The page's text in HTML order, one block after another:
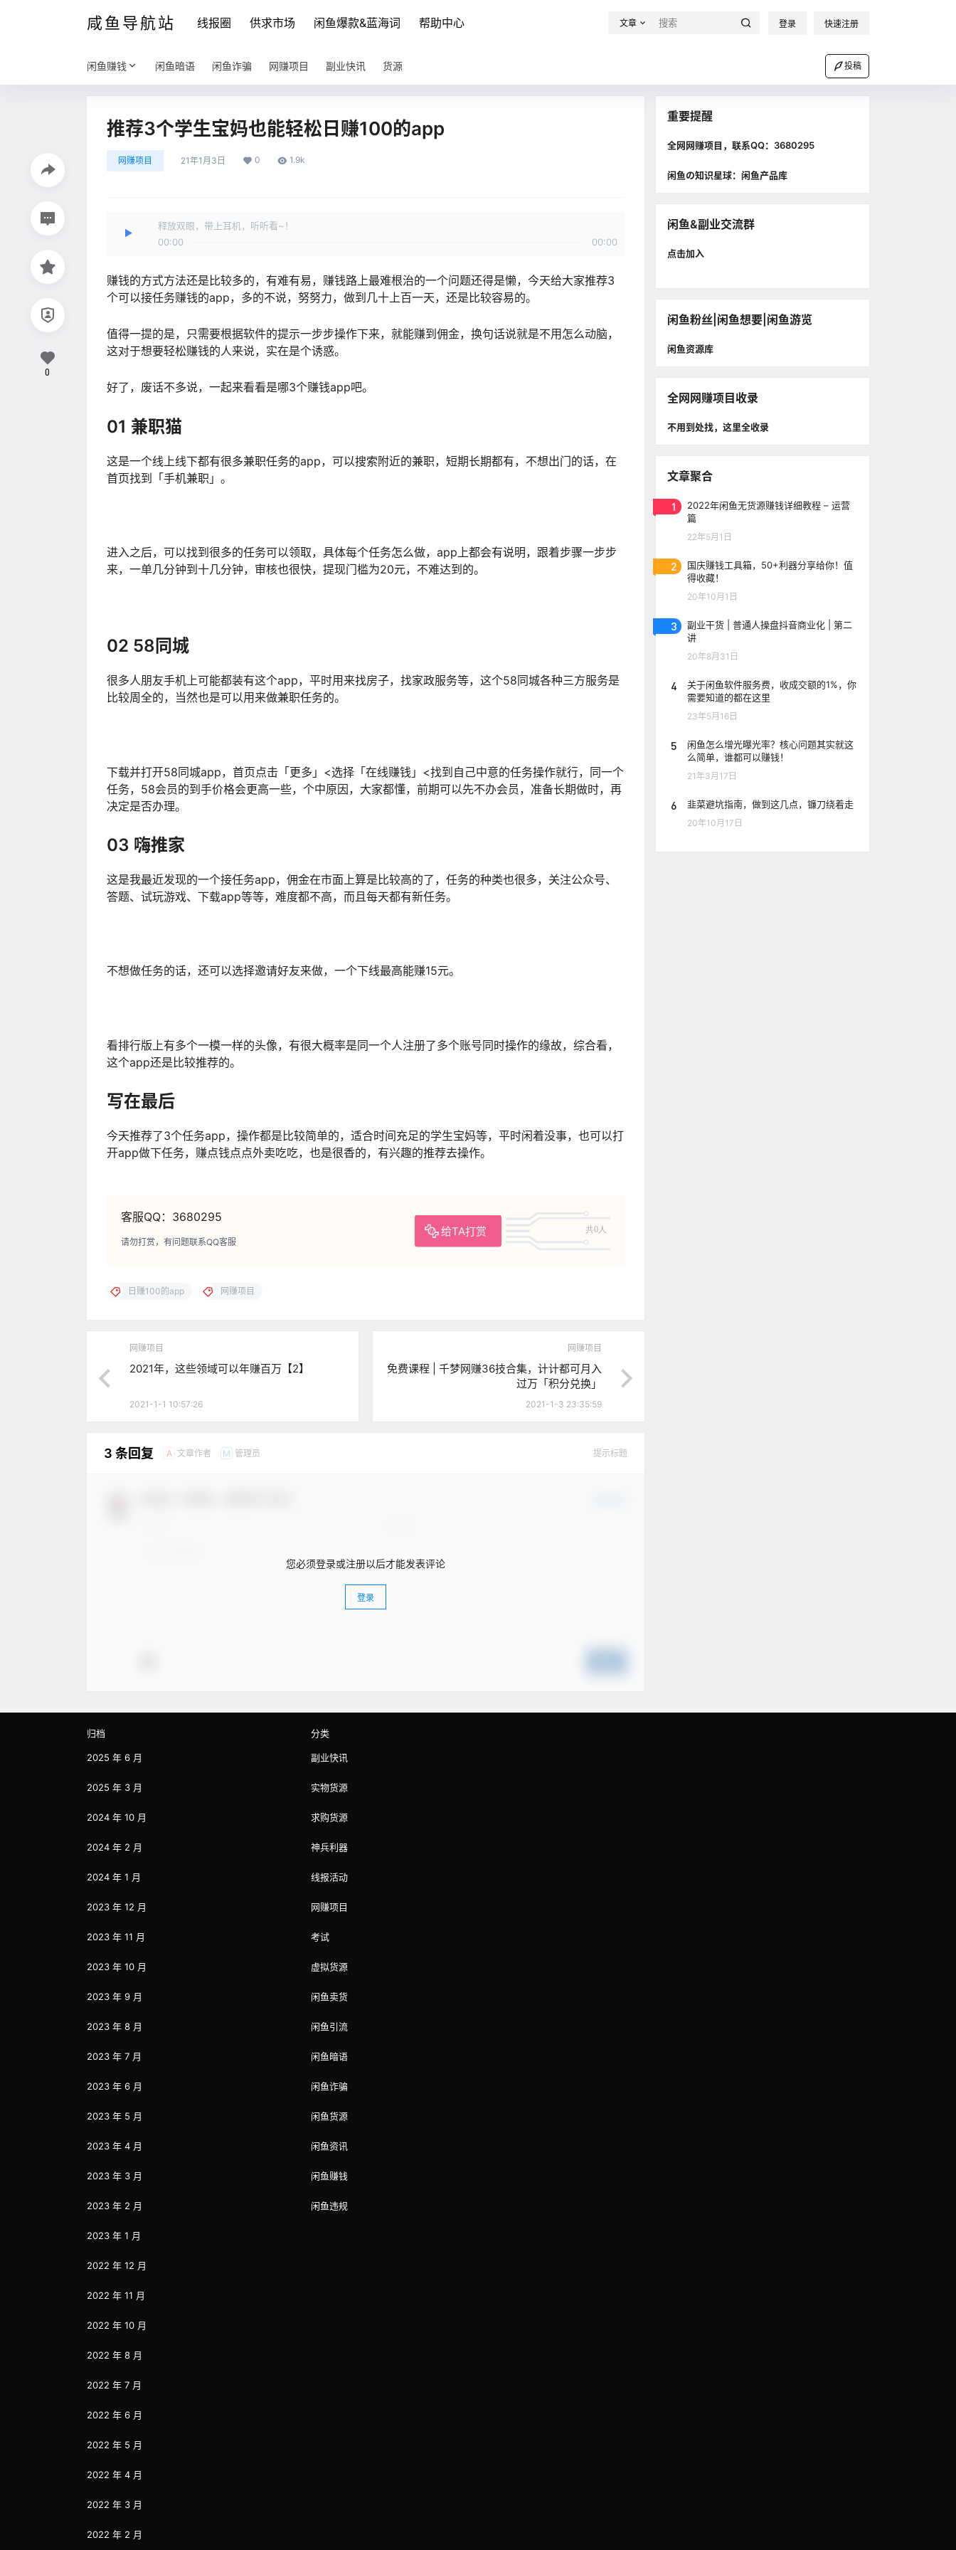
咸鱼导航站 线报圈 供求市场 闲鱼爆款&蓝海词 帮助中心 文章 登录 快速注册
闲鱼赚钱 闲鱼暗语 闲鱼诈骗 网赚项目 副业快讯 货源 投稿
推荐3个学生宝妈也能轻松日赚100的app
网赚项目 21年1月3日 0 1.9k
释放双眼，带上耳机，听听看~！
00:00
00:00
赚钱的方式方法还是比较多的，有难有易，赚钱路上最难根治的一个问题还得是懒，今天给大家推荐3
个可以接任务赚钱的app，多的不说，努努力，做到几十上百一天，还是比较容易的。
值得一提的是，只需要根据软件的提示一步步操作下来，就能赚到佣金，换句话说就是不用怎么动脑，
这对于想要轻松赚钱的人来说，实在是个诱惑。
好了，废话不多说，一起来看看是哪3个赚钱app吧。
01 兼职猫
这是一个线上线下都有很多兼职任务的app，可以搜索附近的兼职，短期长期都有，不想出门的话，在
首页找到「手机兼职」。
进入之后，可以找到很多的任务可以领取，具体每个任务怎么做，app上都会有说明，跟着步骤一步步
来，一单几分钟到十几分钟，审核也很快，提现门槛为20元，不难达到的。
02 58同城
很多人朋友手机上可能都装有这个app，平时用来找房子，找家政服务等，这个58同城各种三方服务是
比较周全的，当然也是可以用来做兼职任务的。
下载并打开58同城app，首页点击「更多」<选择「在线赚钱」<找到自己中意的任务操作就行，同一个
任务，58会员的到手价格会更高一些，个中原因，大家都懂，前期可以先不办会员，准备长期做时，再
决定是否办理。
03 嗨推家
这是我最近发现的一个接任务app，佣金在市面上算是比较高的了，任务的种类也很多，关注公众号、
答题、试玩游戏、下载app等等，难度都不高，而且每天都有新任务。
不想做任务的话，还可以选择邀请好友来做，一个下线最高能赚15元。
看排行版上有多个一模一样的头像，有很大概率是同一个人注册了多个账号同时操作的缘故，综合看，
这个app还是比较推荐的。
写在最后
今天推荐了3个任务app，操作都是比较简单的，适合时间充足的学生宝妈等，平时闲着没事，也可以打
开app做下任务，赚点钱点点外卖吃吃，也是很香的，有兴趣的推荐去操作。
客服QQ：3680295
给TA打赏 共0人
请勿打赏，有问题联系QQ客服
0
日赚100的app 网赚项目
网赚项目
2021年，这些领域可以年赚百万【2】
2021-1-1 10:57:26
网赚项目
免费课程 | 千梦网赚36技合集，计计都可月入
过万「积分兑换」
2021-1-3 23:35:59
3 条回复 A 文章作者 M 管理员 提示标题
您必须登录或注册以后才能发表评论
登录
重要提醒
全网网赚项目，联系QQ：3680295
闲鱼の知识星球：闲鱼产品库
闲鱼&副业交流群
点击加入
闲鱼粉丝|闲鱼想要|闲鱼游览
闲鱼资源库
全网网赚项目收录
不用到处找，这里全收录
文章聚合
1
2022年闲鱼无货源赚钱详细教程 – 运营
篇
22年5月1日
2
国庆赚钱工具箱，50+利器分享给你！值
得收藏！
20年10月1日
3
副业干货 | 普通人操盘抖音商业化 | 第二
讲
20年8月31日
4
关于闲鱼软件服务费，收成交额的1%，你
需要知道的都在这里
23年5月16日
5
闲鱼怎么增光曝光率？核心问题其实就这
么简单，谁都可以赚钱！
21年3月17日
6 韭菜避坑指南，做到这几点，镰刀绕着走
20年10月17日
归档
2025 年 6 月
2025 年 3 月
2024 年 10 月
2024 年 2 月
2024 年 1 月
2023 年 12 月
2023 年 11 月
2023 年 10 月
2023 年 9 月
2023 年 8 月
2023 年 7 月
2023 年 6 月
2023 年 5 月
2023 年 4 月
2023 年 3 月
2023 年 2 月
2023 年 1 月
2022 年 12 月
2022 年 11 月
2022 年 10 月
2022 年 8 月
2022 年 7 月
2022 年 6 月
2022 年 5 月
2022 年 4 月
2022 年 3 月
2022 年 2 月
分类
副业快讯
实物货源
求购货源
神兵利器
线报活动
网赚项目
考试
虚拟货源
闲鱼卖货
闲鱼引流
闲鱼暗语
闲鱼诈骗
闲鱼货源
闲鱼资讯
闲鱼赚钱
闲鱼违规